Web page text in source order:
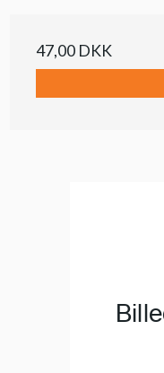
47,00 DKK